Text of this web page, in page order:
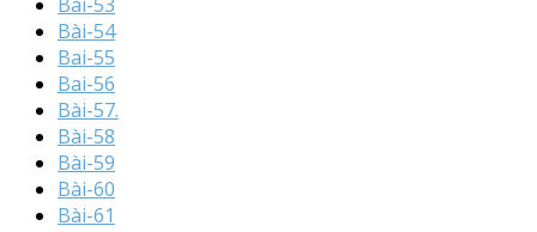
Bài-53
Bài-54
Bai-55
Bai-56
Bài-57.
Bài-58
Bài-59
Bài-60
Bài-61